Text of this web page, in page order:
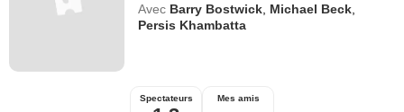
Avec Barry Bostwick Michael Beck
Persis Khambatta
Spectateurs Mes amis